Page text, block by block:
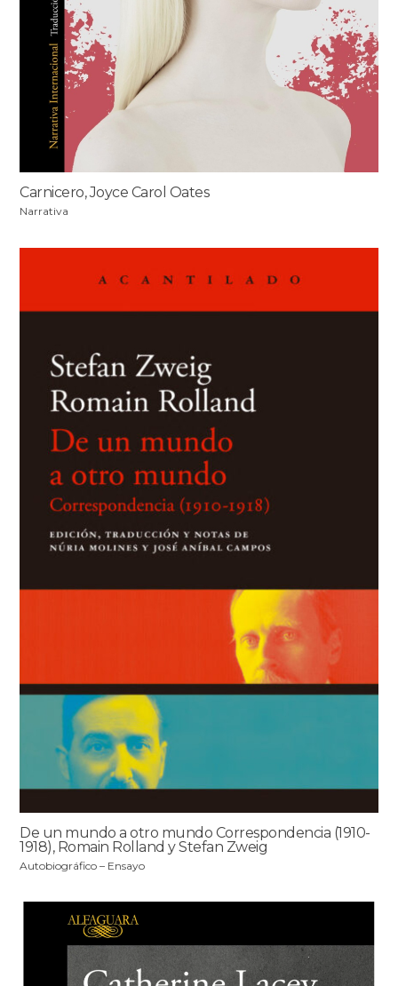
Carnicero, Joyce Carol Oates
Narrativa
De un mundo a otro mundo Correspondencia (1910-
1918), Romain Rolland y Stefan Zweig
Autobiográfico – Ensayo